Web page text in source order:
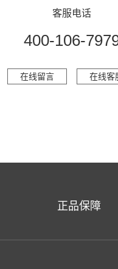
客服电话
400-106-
在线留言 在线客
正品保障